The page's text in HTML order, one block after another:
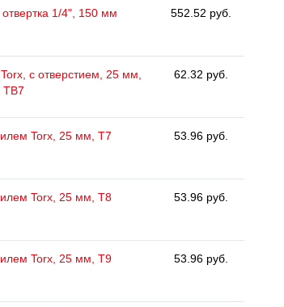
1/4", 150 мм 552.52 руб.
с отверстием, 25 мм,
ТВ7
62.32 руб.
Torx, 25 мм, Т7 53.96 руб.
Torx, 25 мм, Т8 53.96 руб.
Torx, 25 мм, Т9 53.96 руб.